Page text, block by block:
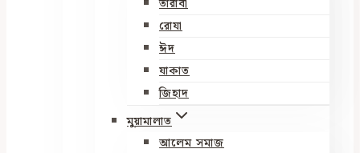
তারাবী
রোযা
ঈদ
যাকাত
জিহাদ
মুয়ামালাত
আলেম সমাজ